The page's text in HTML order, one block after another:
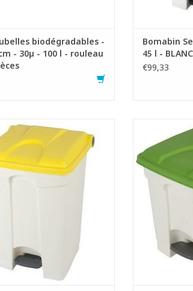
biodégradables -
- 30µ - 100 l - rouleau
Bomabin
45 l -
€99,33
pédale en plastique résistant
aux chocs
large et confortable
couvercle se refermant
et se chevauchant
les odeurs désagréables dans
Poubelle à
-
- Le
désagréables
-